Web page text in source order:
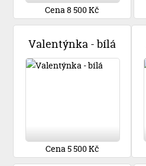
Cena 8 500 Kč
Valentýnka - bílá
Cena 5 500 Kč